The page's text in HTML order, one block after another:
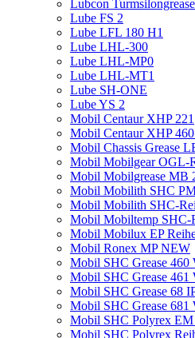
Lubcon
Lube FS 2
Lube LFL 180 H1
Lube LHL-300
Lube LHL-MP0
Lube LHL-MT1
Lube SH-ONE
Lube YS 2
Mobil Centaur XHP 221
Mobil Centaur XHP
Mobil Chassis Grease
Mobil Mobilgear OGL-
Mobil Mobilgrease MB
Mobil Mobilith SHC
Mobil Mobilith SHC-
Mobil Mobiltemp SHC-
Mobil Mobilux EP
Mobil Ronex MP NEW
Mobil SHC Grease 460
Mobil SHC Grease 461
Mobil SHC Grease 68
Mobil SHC Grease 681
Mobil SHC Polyrex EM
Mobil SHC Polyrex